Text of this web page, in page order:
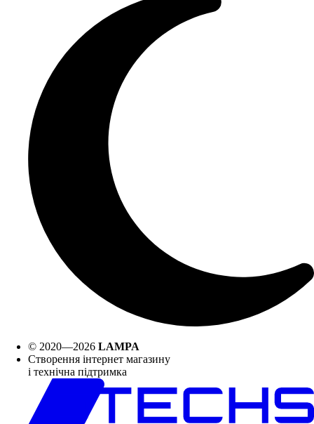
© 2020—2026 LAMPA
Створення інтернет магазину
і технічна підтримка